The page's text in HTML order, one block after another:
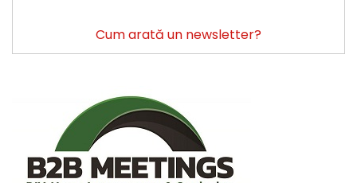
Cum arată un newsletter?